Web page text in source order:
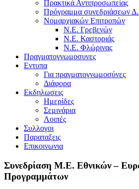
Πρακτικά Αντιπροσωπείας
Πρόγραμμα συνεδριάσεων
Νομαρχιακών Επιτροπών
Ν.Ε. Γρεβενών
Ν.Ε. Καστοριάς
Ν.Ε. Φλώρινας
Πραγματογνωμοσυνες
Εντυπα
Για πραγματογνωμοσύνες
Διάφορα
Εκδηλωσεις
Ημερίδες
Σεμινάρια
Λοιπές
Συλλογοι
Παραταξεις
Επικοινωνια
Συνεδρίαση Μ.Ε. Εθνικών –
Προγραμμάτων